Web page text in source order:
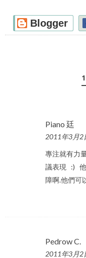
Blogger
Piano 廷
2011年3月2
專注就有力
議表現 :) 他
障啊.他們可
Pedrow C.
2011年3月2